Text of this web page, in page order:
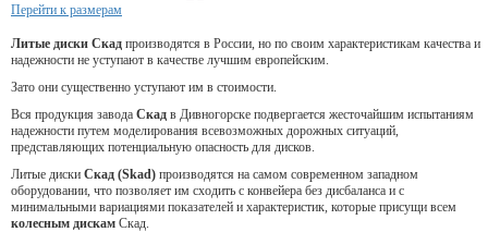
Перейти к размерам
Литые диски Скад производятся в России, но по своим характеристикам качества и
надежности не уступают в качестве лучшим европейским.
Зато они существенно уступают им в стоимости.
Вся продукция завода Скад в Дивногорске подвергается жесточайшим испытаниям
надежности путем моделирования всевозможных дорожных ситуаций,
представляющих потенциальную опасность для дисков.
Литые диски Скад (Skad) производятся на самом современном западном
оборудовании, что позволяет им сходить с конвейера без дисбаланса и с
минимальными вариациями показателей и характеристик, которые присущи всем
колесным дискам Скад.